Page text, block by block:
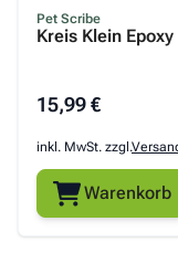
Pet Scribe
Kreis Klein
15,99 €
inkl. MwSt. zzgl.
Warenkorb